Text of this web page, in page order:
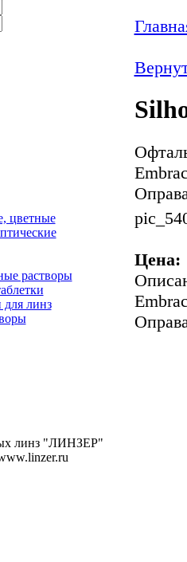
цветные
растворы
линз
Цена:
линз "ЛИНЗЕР"